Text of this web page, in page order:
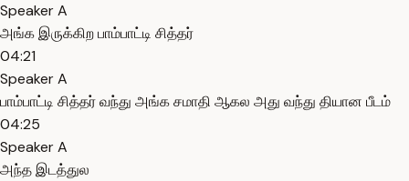
Speaker A
அங்க இருக்கிற பாம்பாட்டி சித்தர்
04:21
Speaker A
பாம்பாட்டி சித்தர் வந்து அங்க சமாதி ஆகல அது வந்து தியான பீடம்
04:25
Speaker A
அந்த இடத்துல